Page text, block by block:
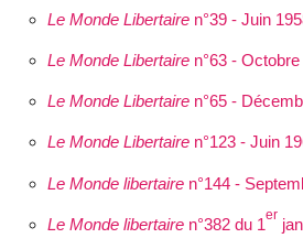
Le Monde Libertairen°39 - Juin
Le Monde Libertairen°63 - Octobre
Le Monde Libertairen°65 -
Le Monde Libertairen°123 - Juin
Le Monde libertairen°144 -
Le Monde libertairen°382 du 1er